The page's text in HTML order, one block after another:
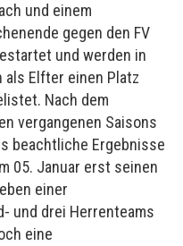
und einem
gegen den FV
und werden in
als Elfter einen Platz
Nach dem
vergangenen Saisons
beachtliche Ergebnisse
05. Januar erst seinen
einer
und drei Herrenteams
eine